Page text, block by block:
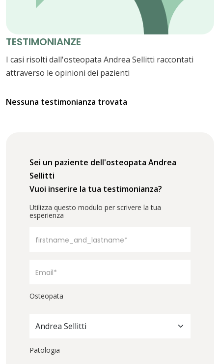
TESTIMONIANZE
I casi risolti dall'osteopata Andrea Sellitti raccontati
attraverso le opinioni dei pazienti
Nessuna testimonianza trovata
Sei un paziente dell'osteopata Andrea
Sellitti
Vuoi inserire la tua testimonianza?
Utilizza questo modulo per scrivere la tua
esperienza
Osteopata
Andrea Sellitti
Patologia